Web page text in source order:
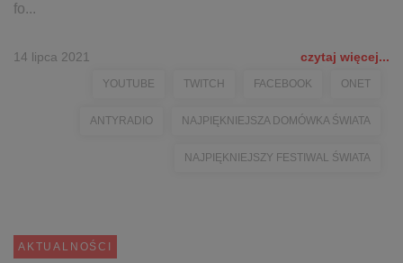
fo...
14 lipca 2021 czytaj więcej...
YOUTUBE TWITCH FACEBOOK ONET
ANTYRADIO NAJPIĘKNIEJSZA DOMÓWKA ŚWIATA
NAJPIĘKNIEJSZY FESTIWAL ŚWIATA
AKTUALNOŚCI